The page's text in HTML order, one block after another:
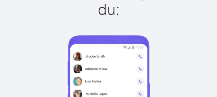
du: